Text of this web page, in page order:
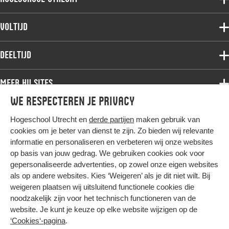
We respecteren je privacy
Hogeschool Utrecht en derde partijen maken gebruik van
cookies om je beter van dienst te zijn. Zo bieden wij relevante
informatie en personaliseren en verbeteren wij onze websites
op basis van jouw gedrag. We gebruiken cookies ook voor
gepersonaliseerde advertenties, op zowel onze eigen websites
als op andere websites. Kies ‘Weigeren’ als je dit niet wilt. Bij
weigeren plaatsen wij uitsluitend functionele cookies die
noodzakelijk zijn voor het technisch functioneren van de
website. Je kunt je keuze op elke website wijzigen op de
‘Cookies‘-pagina.
Voltijdopleidingen
Deeltijdopleidingen
Onderzoek
Werken bij de HU
Contact
Voltijd
Associate degree
Bachelor
Master
Studiekeuze voltijd
Deeltijd
Associate degree
Bachelor
Master
Post-master
Studiekeuze deeltijd
Meer HU sites
HU International
HU Bibliotheek
HU Ontwikkelt
Duurzame HU
Intranet
Trajectum
Hier komt alles samen
Colofon
Privacy
Cookies